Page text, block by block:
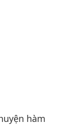
hàm